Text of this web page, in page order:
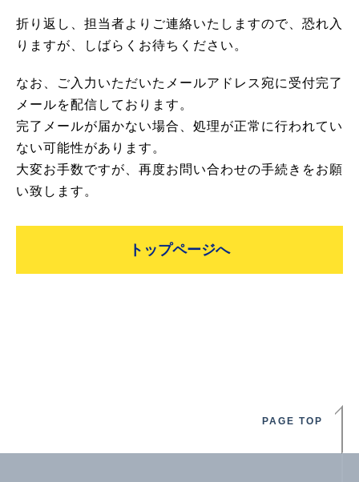
折り返し、担当者よりご連絡いたしますので、恐れ入
りますが、しばらくお待ちください。
なお、ご入力いただいたメールアドレス宛に受付完了
メールを配信しております。
完了メールが届かない場合、処理が正常に行われてい
ない可能性があります。
大変お手数ですが、再度お問い合わせの手続きをお願
い致します。
トップページへ
PAGE TOP